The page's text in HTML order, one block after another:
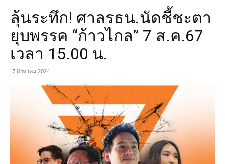
ลุ้นระทึก! ศาลรธน.นัดชี้ชะตา
ยุบพรรค “ก้าวไกล” 7 ส.ค.67
เวลา 15.00 น.
7 สิงหาคม 2024